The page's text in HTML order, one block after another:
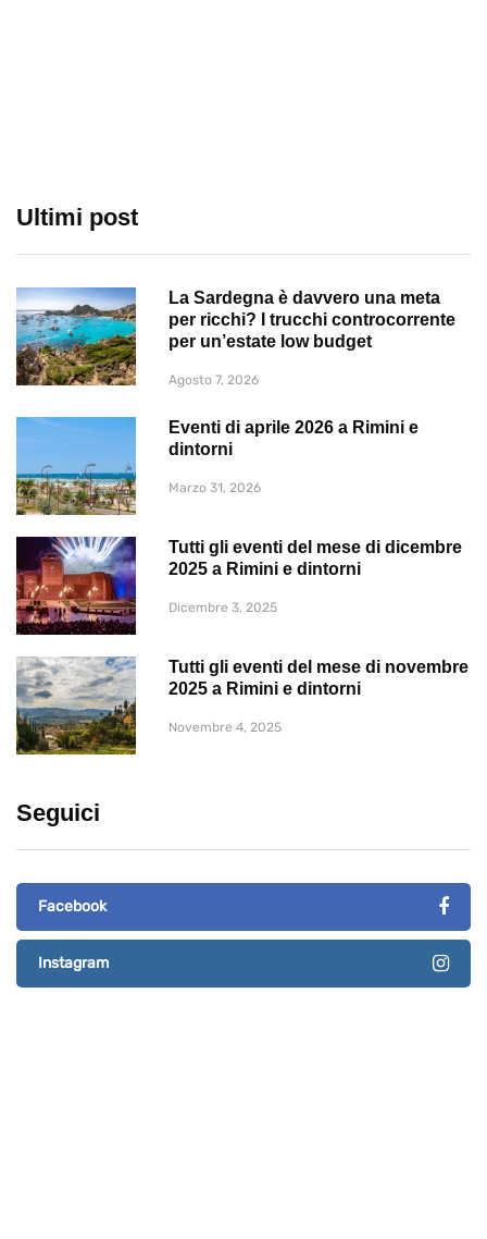
Ultimi post
La Sardegna è davvero una meta
per ricchi? I trucchi controcorrente
per un’estate low budget
Agosto 7, 2026
Eventi di aprile 2026 a Rimini e
dintorni
Marzo 31, 2026
Tutti gli eventi del mese di dicembre
2025 a Rimini e dintorni
Dicembre 3, 2025
Tutti gli eventi del mese di novembre
2025 a Rimini e dintorni
Novembre 4, 2025
Seguici
Facebook
Instagram